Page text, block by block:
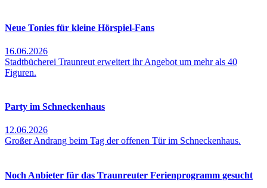
Neue Tonies für kleine Hörspiel-Fans
16.06.2026
Stadtbücherei Traunreut erweitert ihr Angebot um mehr als 40
Figuren.
Party im Schneckenhaus
12.06.2026
Großer Andrang beim Tag der offenen Tür im Schneckenhaus.
Noch Anbieter für das Traunreuter Ferienprogramm gesucht